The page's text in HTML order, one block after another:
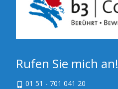
Rufen Sie mich an!
01 51 - 701 041 20